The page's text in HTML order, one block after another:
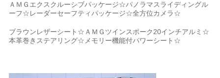
ＡＭＧエクスクルーシブパッケージ☆パノラマスライディングル
ーフ☆レーダーセーフティパッケージ☆全方位カメラ☆
ブラウンレザーシート☆ＡＭＧツインスポーク20インチアルミ☆
本革巻きステアリング☆メモリー機能付パワーシート☆